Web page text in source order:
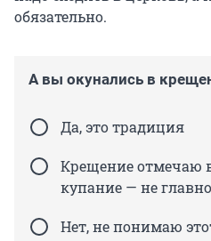
обязательно.
А вы окунались в
Да, это традиция
Крещение отмечаю
купание — не
Нет, не понимаю